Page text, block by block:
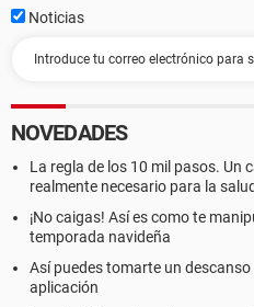
Noticias
NOVEDADES
La regla de los 10 mil pasos. Un
realmente necesario para la salud
¡No caigas! Así es como te
temporada navideña
Así puedes tomarte un
aplicación